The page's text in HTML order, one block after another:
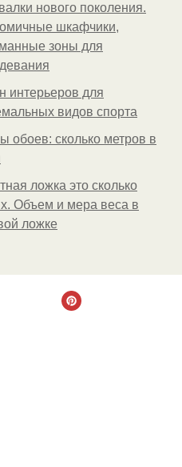
нового поколения.
шкафчики,
зоны для
интерьеров для
видов спорта
обоев: сколько метров в
ложка это сколько
Объем и мера веса в
ложке